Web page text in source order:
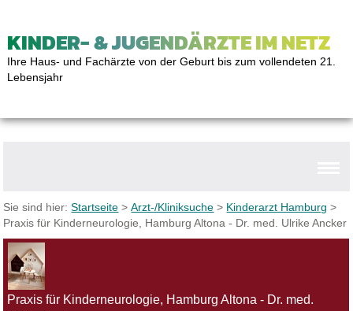
KINDER- & JUGENDÄRZTE IM NETZ
Ihre Haus- und Fachärzte von der Geburt bis zum vollendeten 21.
Lebensjahr
Sie sind hier:Startseite >Arzt-/Kliniksuche > Kinderarzt Hamburg >
Praxis für Kinderneurologie, Hamburg Altona - Dr. med. Ulrike Ancker
Praxis für Kinderneurologie, Hamburg Altona - Dr. med.